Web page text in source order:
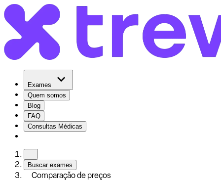
Exames
Quem somos
Blog
FAQ
Consultas Médicas
Buscar exames
Comparação de preços